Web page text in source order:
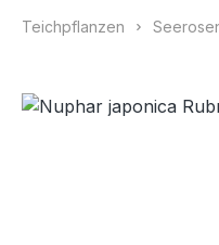
Teichpflanzen
Bildergalerie